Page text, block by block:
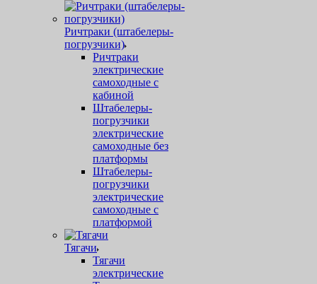
Ричтраки (штабелеры-
погрузчики)
Ричтраки
электрические
самоходные с
кабиной
Штабелеры-
погрузчики
электрические
самоходные без
платформы
Штабелеры-
погрузчики
электрические
самоходные с
платформой
Тягачи
Тягачи
электрические